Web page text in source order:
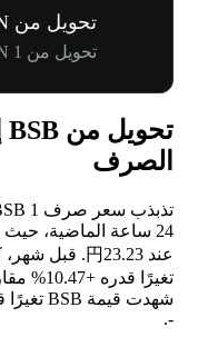
تحويل من MUON إلى JPY
تحويل من 1 MUON إلى 円139.79K
الصرف
تذبذب سعر صرف 1 BSB مقابل JPY بمقدار
تغيرًا قدره +10.47%
شهدت قيمة BSB تغيرًا قدره
-
.